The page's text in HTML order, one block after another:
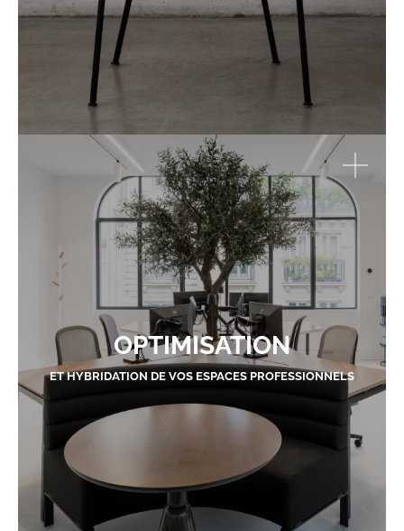
OPTIMISATION
ET HYBRIDATION DE VOS ESPACES PROFESSIONNELS